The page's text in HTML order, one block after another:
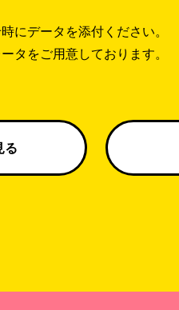
にデータを添付ください。
タをご用意しております。
る